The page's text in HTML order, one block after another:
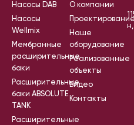
Насосы DAB
Насосы
Wellmix
Мембранные
расширительные
баки
Расширительные
баки ABSOLUTE
TANK
Расширительные
О компании
Наше
оборудование
Реализованные
объекты
Видео
Контакты